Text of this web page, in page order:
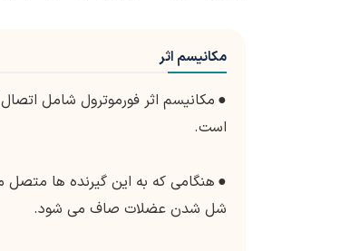
مکانیسم اثر
●
است.
● هنگامی که به این گیرنده ها
شل شدن عضلات صاف می شود.